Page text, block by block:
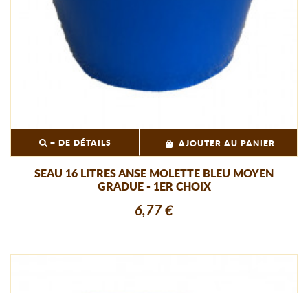
+ DE DÉTAILS AJOUTER AU PANIER
SEAU 16 LITRES ANSE MOLETTE BLEU MOYEN
GRADUE - 1ER CHOIX
6,77 €